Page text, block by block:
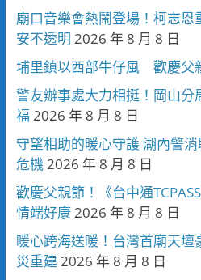
廟口音樂會熱鬧登場！柯志
安不透明 2026 年 8 月 8 日
埔里鎮以西部牛仔風 歡慶父
警友辦事處大力相挺！岡山
福 2026 年 8 月 8 日
守望相助的暖心守護 湖內警
危機 2026 年 8 月 8 日
歡慶父親節！《台中通
情端好康 2026 年 8 月 8 日
暖心跨海送暖！台灣首廟天
災重建 2026 年 8 月 8 日